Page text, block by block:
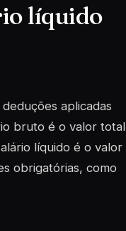
líquido
aplicadas
bruto é o valor total
líquido é o valor
obrigatórias, como